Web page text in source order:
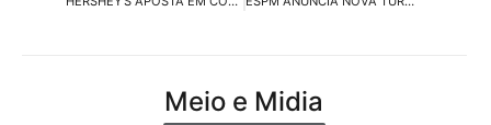
Meio e Midia